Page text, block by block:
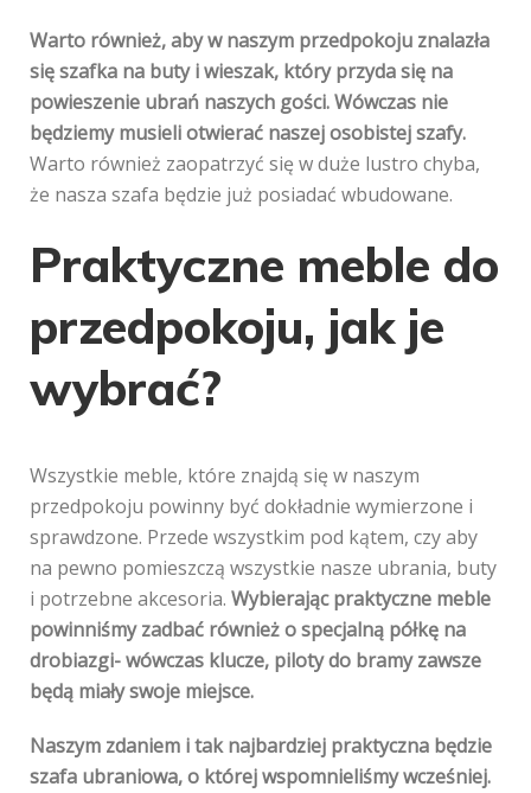
Warto również, aby w naszym przedpokoju znalazła
się szafka na buty i wieszak, który przyda się na
powieszenie ubrań naszych gości.Wówczas nie
będziemy musieli otwierać naszej osobistej szafy.
Warto również zaopatrzyć się w duże lustro chyba,
że nasza szafa będzie już posiadać wbudowane.
Praktyczne meble do
przedpokoju, jak je
wybrać?
Wszystkie meble, które znajdą się w naszym
przedpokoju powinny być dokładnie wymierzone i
sprawdzone. Przede wszystkim pod kątem, czy aby
na pewno pomieszczą wszystkie nasze ubrania, buty
i potrzebne akcesoria. Wybierając praktyczne meble
powinniśmy zadbać również o specjalną półkę na
drobiazgi- wówczas klucze, piloty do bramy zawsze
będą miały swoje miejsce.
Naszym zdaniem i tak najbardziej praktyczna będzie
szafa ubraniowa, o której wspomnieliśmy wcześniej.